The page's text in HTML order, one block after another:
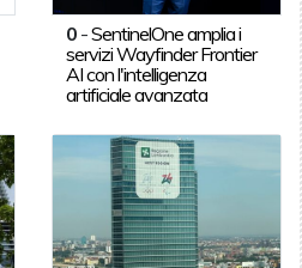
0 -SentinelOne amplia i
servizi Wayfinder Frontier
AI con l'intelligenza
artificiale avanzata